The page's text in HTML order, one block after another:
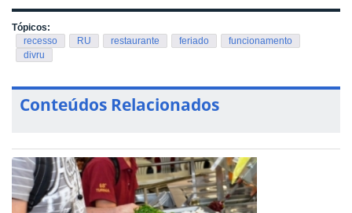
Tópicos:
recesso
RU restaurante feriado
funcionamento
divru
Conteúdos Relacionados